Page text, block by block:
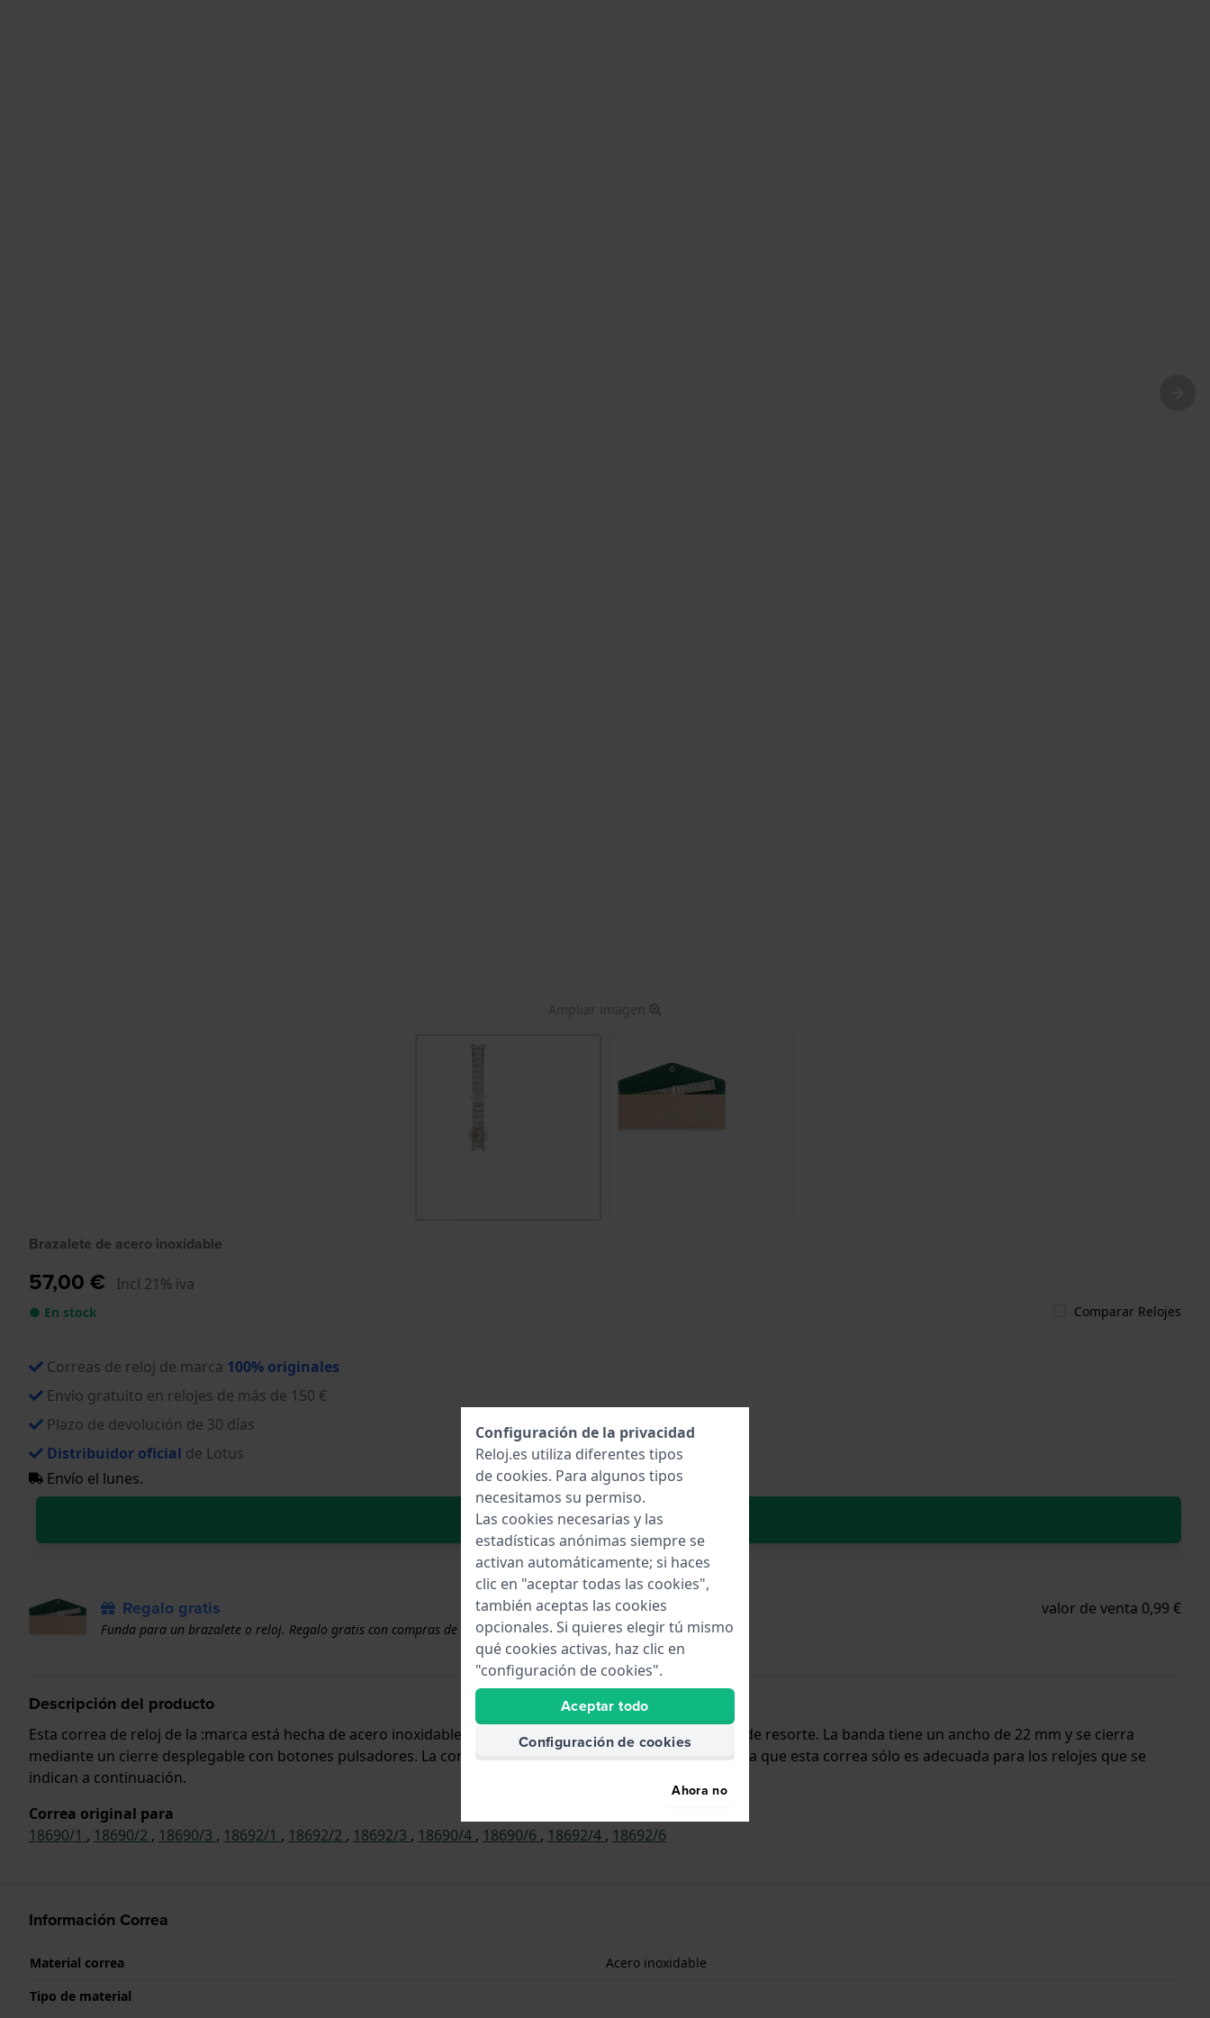
Ampliar imagen
Brazalete de acero inoxidable
57,00 € Incl 21% iva
● En stock Comparar Relojes
Correas de reloj de marca 100% originales
Envío gratuito en relojes de más de 150 €
Plazo de devolución de 30 días
Distribuidor oficial de Lotus
Envío el lunes.
Añadir al carrito
Regalo gratis valor de venta 0,99 €
Funda para un brazalete o reloj. Regalo gratis con compras de correas superiores a 50 €
Descripción del producto
Esta correa de reloj de la :marca está hecha de acero inoxidable y se adjunta al reloj mediante pasadores de resorte. La banda tiene un ancho de 22 mm y se cierra
mediante un cierre desplegable con botones pulsadores. La correa no tiene montura recta, lo que significa que esta correa sólo es adecuada para los relojes que se
indican a continuación.
Correa original para
18690/1 , 18690/2 , 18690/3 , 18692/1 , 18692/2 , 18692/3 , 18690/4 , 18690/6 , 18692/4 , 18692/6
Información Correa
Material correa
Acero inoxidable
Tipo de material
Configuración de la privacidad
Reloj.es utiliza diferentes tipos
de cookies. Para algunos tipos
necesitamos su permiso.
Las cookies necesarias y las
estadísticas anónimas siempre se
activan automáticamente; si haces
clic en "aceptar todas las cookies",
también aceptas las cookies
opcionales. Si quieres elegir tú mismo
qué cookies activas, haz clic en
"configuración de cookies".
Aceptar todo
Configuración de cookies
Ahora no